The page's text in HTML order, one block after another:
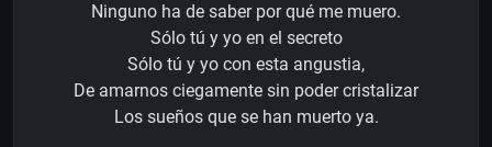
Ninguno ha de saber por qué me muero.
Sólo tú y yo en el secreto
Sólo tú y yo con esta angustia,
De amarnos ciegamente sin poder cristalizar
Los sueños que se han muerto ya.